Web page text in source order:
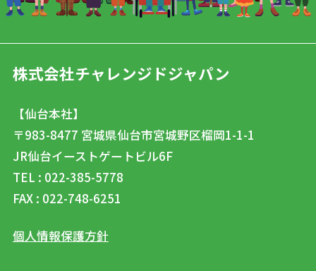
株式会社チャレンジドジャパン
【仙台本社】
〒983-8477 宮城県仙台市宮城野区榴岡1-1-1
JR仙台イーストゲートビル6F
TEL : 022-385-5778
FAX : 022-748-6251
個人情報保護方針